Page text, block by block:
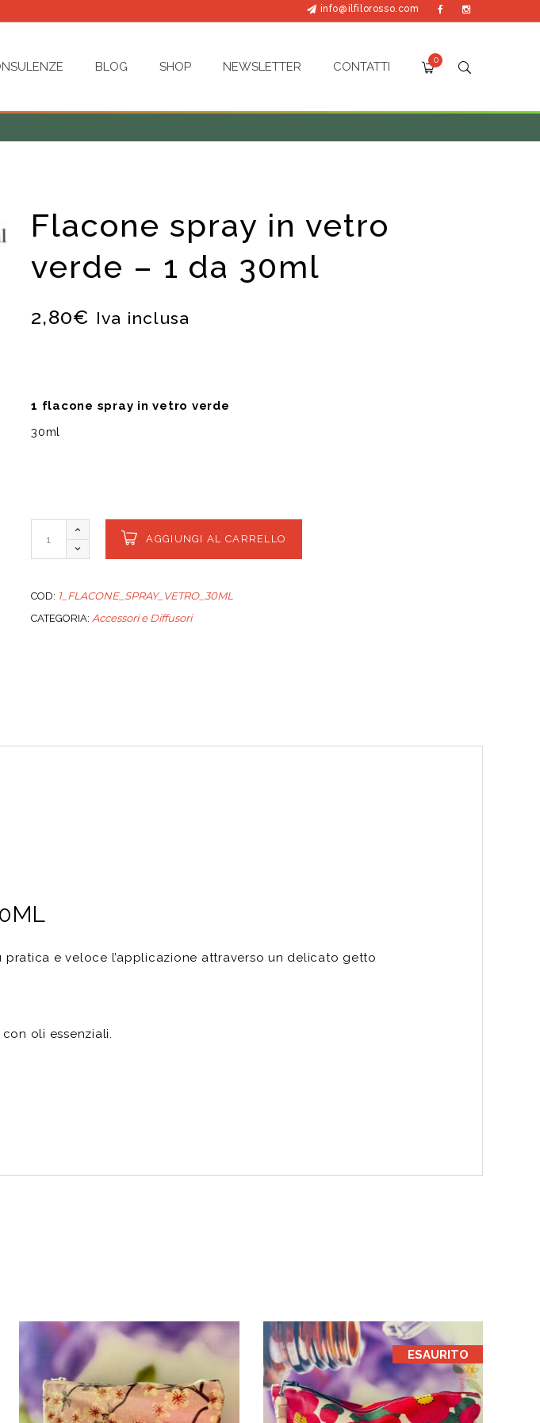
info@ilfilorosso.com
BLOG SHOP NEWSLETTER CONTATTI 0
Flacone spray in vetro
verde – 1 da 30ml
2,80€ Iva inclusa
1 flacone spray in vetro verde
30ml
AGGIUNGI AL CARRELLO
COD: 1_FLACONE_SPRAY_VETRO_30ML
CATEGORIA: Accessori e Diffusori
e veloce l’applicazione attraverso un delicato getto
oli essenziali.
ESAURITO